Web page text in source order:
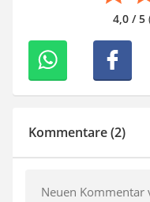
4,0 / 5
Kommentare (2)
Neuen Kommentar